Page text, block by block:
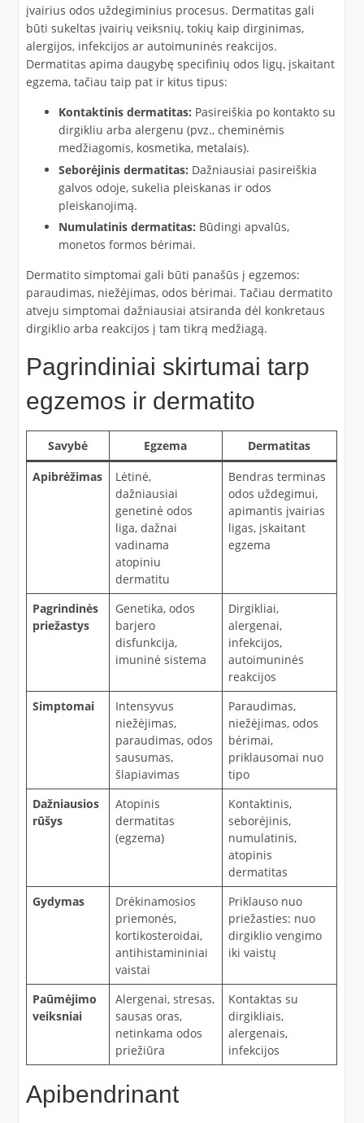
įvairius odos uždegiminius procesus. Dermatitas gali
būti sukeltas įvairių veiksnių, tokių kaip dirginimas,
alergijos, infekcijos ar autoimuninės reakcijos.
Dermatitas apima daugybę specifinių odos ligų, įskaitant
egzema, tačiau taip pat ir kitus tipus:
Kontaktinis dermatitas: Pasireiškia po kontakto su
dirgikliu arba alergenu (pvz., cheminėmis
medžiagomis, kosmetika, metalais).
Seborėjinis dermatitas: Dažniausiai pasireiškia
galvos odoje, sukelia pleiskanas ir odos
pleiskanojimą.
Numulatinis dermatitas: Būdingi apvalūs,
monetos formos bėrimai.
Dermatito simptomai gali būti panašūs į egzemos:
paraudimas, niežėjimas, odos bėrimai. Tačiau dermatito
atveju simptomai dažniausiai atsiranda dėl konkretaus
dirgiklio arba reakcijos į tam tikrą medžiagą.
Pagrindiniai skirtumai tarp
egzemos ir dermatito
Savybė Egzema
Dermatitas
Apibrėžimas
Lėtinė,
dažniausiai
genetinė odos
liga, dažnai
vadinama
atopiniu
dermatitu
Bendras terminas
odos uždegimui,
apimantis įvairias
ligas, įskaitant
egzema
Pagrindinės
priežastys
Genetika, odos
barjero
disfunkcija,
imuninė sistema
Dirgikliai,
alergenai,
infekcijos,
autoimuninės
reakcijos
Simptomai
Intensyvus
niežėjimas,
paraudimas, odos
sausumas,
šlapiavimas
Paraudimas,
niežėjimas, odos
bėrimai,
priklausomai nuo
tipo
Dažniausios
rūšys
Atopinis
dermatitas
(egzema)
Kontaktinis,
seborėjinis,
numulatinis,
atopinis
dermatitas
Gydymas
Drėkinamosios
priemonės,
kortikosteroidai,
antihistamininiai
vaistai
Priklauso nuo
priežasties: nuo
dirgiklio vengimo
iki vaistų
Paūmėjimo
veiksniai
Alergenai, stresas,
sausas oras,
netinkama odos
priežiūra
Kontaktas su
dirgikliais,
alergenais,
infekcijos
Apibendrinant